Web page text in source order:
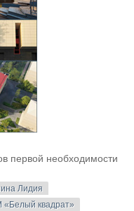
первой необходимости
Лидия
квадрат»